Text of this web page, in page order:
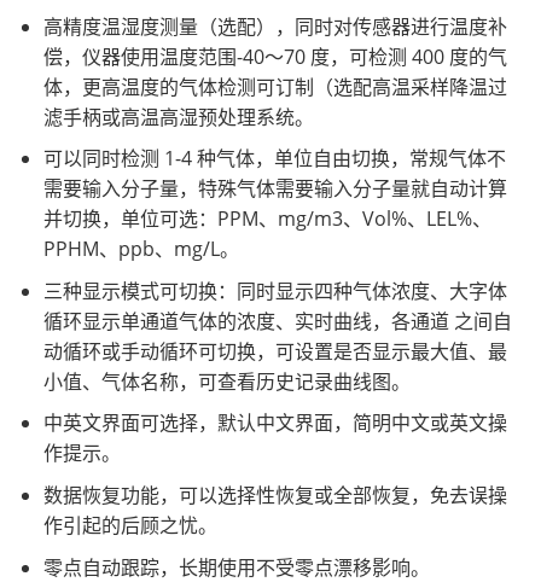
高精度温湿度测量（选配），同时对传感器进行温度补
偿，仪器使用温度范围-40～70 度，可检测 400 度的气
体，更高温度的气体检测可订制（选配高温采样降温过
滤手柄或高温高湿预处理系统。
可以同时检测 1-4 种气体，单位自由切换，常规气体不
需要输入分子量，特殊气体需要输入分子量就自动计算
并切换，单位可选：PPM、mg/m3、Vol%、LEL%、
PPHM、ppb、mg/L。
三种显示模式可切换：同时显示四种气体浓度、大字体
循环显示单通道气体的浓度、实时曲线，各通道 之间自
动循环或手动循环可切换，可设置是否显示最大值、最
小值、气体名称，可查看历史记录曲线图。
中英文界面可选择，默认中文界面，简明中文或英文操
作提示。
数据恢复功能，可以选择性恢复或全部恢复，免去误操
作引起的后顾之忧。
零点自动跟踪，长期使用不受零点漂移影响。